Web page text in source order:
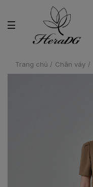
Trang chủ / Chân váy /